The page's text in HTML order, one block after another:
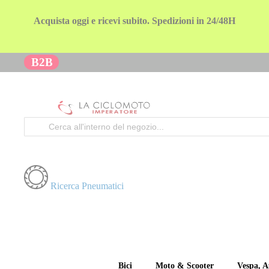
Acquista oggi e ricevi subito. Spedizioni in 24/48H
B2B
Ricerca Pneumatici
Bici Moto & Scooter Vespa,